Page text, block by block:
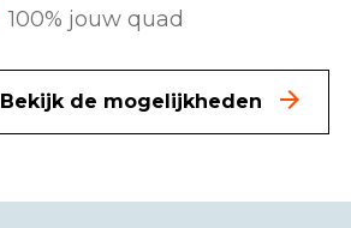
100% jouw quad
Bekijk de mogelijkheden